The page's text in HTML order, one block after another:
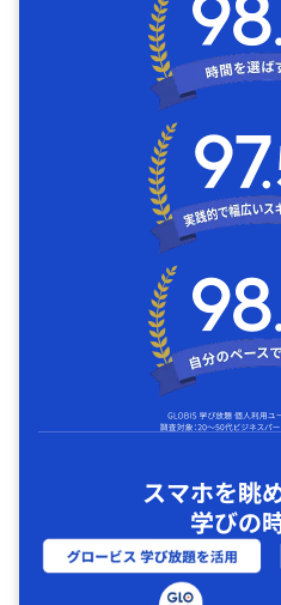
スマホを眺
学びの